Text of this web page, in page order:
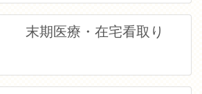
末期医療・在宅看取り